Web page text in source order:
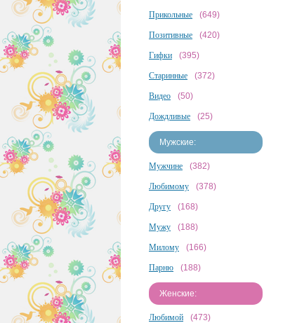
Прикольные (649)
Позитивные (420)
Гифки (395)
Старинные (372)
Видео (50)
Дождливые (25)
Мужские:
Мужчине (382)
Любимому (378)
Другу (168)
Мужу (188)
Милому (166)
Парню (188)
Женские:
Любимой (473)